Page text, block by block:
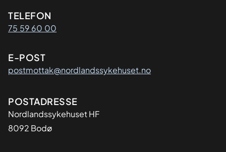
Kontaktinformasjon
TELEFON
75 59 60 00
E-POST
postmottak@nordlandssykehuset.no
Adresse
POSTADRESSE
Nordlandssykehuset HF
8092 Bodø